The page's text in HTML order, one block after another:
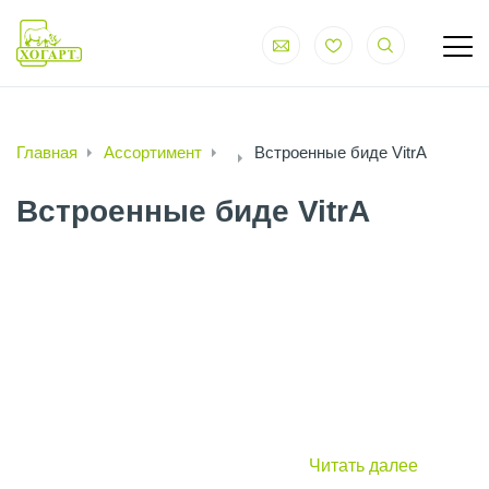
Главная Ассортимент Встроенные биде VitrA
Встроенные биде VitrA
Читать далее